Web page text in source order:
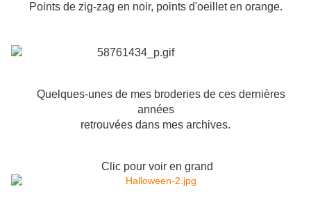
Points de zig-zag en noir, points d'oeillet en orange.
Quelques-unes de mes broderies de ces dernières
années
retrouvées dans mes archives.
Clic pour voir en grand